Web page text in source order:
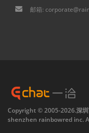
邮箱:
Copyright © 2005-2026.深圳
shenzhen rainbowred inc.